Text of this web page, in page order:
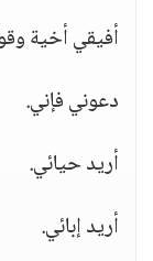
أفيقي أخية
دعوني فإني.
أريد حيائي.
أريد إبائي.